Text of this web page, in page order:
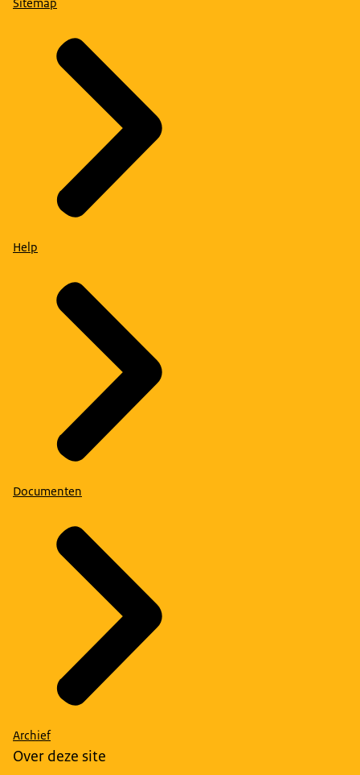
Help
Documenten
Archief
Over deze site